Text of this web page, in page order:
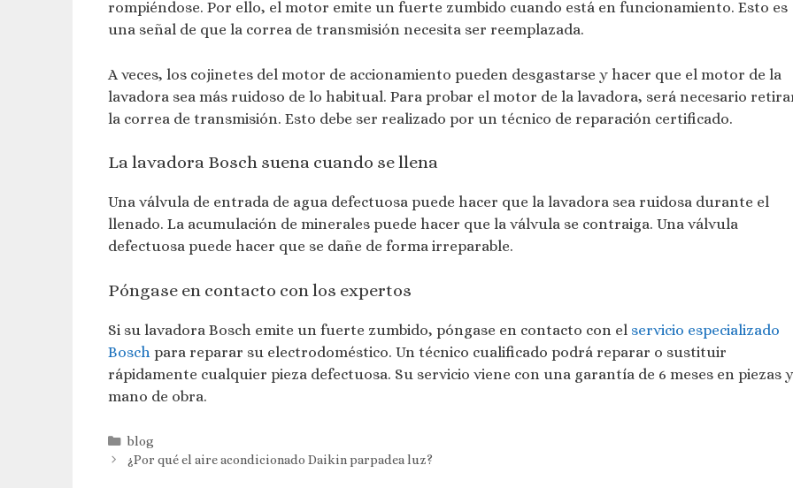
rompiéndose. Por ello, el motor emite un fuerte zumbido cuando está en funcionamiento. Esto es
una señal de que la correa de transmisión necesita ser reemplazada.
A veces, los cojinetes del motor de accionamiento pueden desgastarse y hacer que el motor de la
lavadora sea más ruidoso de lo habitual. Para probar el motor de la lavadora, será necesario
la correa de transmisión. Esto debe ser realizado por un técnico de reparación certificado.
La lavadora Bosch suena cuando se llena
Una válvula de entrada de agua defectuosa puede hacer que la lavadora sea ruidosa durante el
llenado. La acumulación de minerales puede hacer que la válvula se contraiga. Una válvula
defectuosa puede hacer que se dañe de forma irreparable.
Póngase en contacto con los expertos
Si su lavadora Bosch emite un fuerte zumbido, póngase en contacto con el servicio especializado
Bosch para reparar su electrodoméstico. Un técnico cualificado podrá reparar o sustituir
rápidamente cualquier pieza defectuosa. Su servicio viene con una garantía de 6 meses en piezas y
mano de obra.
Categorías
blog
¿Por qué el aire acondicionado Daikin parpadea luz?